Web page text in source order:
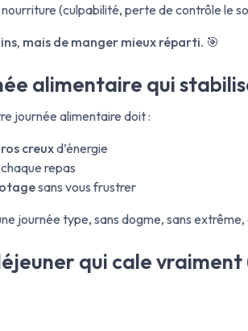
(culpabilité, perte de contrôle le
mais de manger mieux réparti. 🎯
alimentaire qui
journée alimentaire doit :
creuxd’énergie
repas
sans vous frustrer
journée type, sans dogme, sans
qui cale vraiment